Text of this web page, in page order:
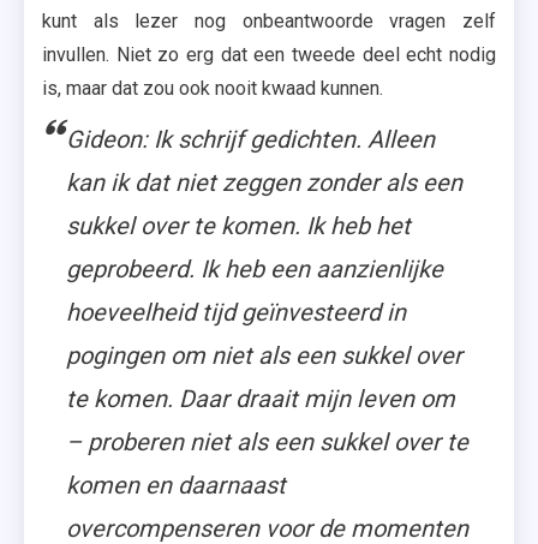
kunt als lezer nog onbeantwoorde vragen zelf
invullen. Niet zo erg dat een tweede deel echt nodig
is, maar dat zou ook nooit kwaad kunnen.
Gideon: Ik schrijf gedichten. Alleen
kan ik dat niet zeggen zonder als een
sukkel over te komen. Ik heb het
geprobeerd. Ik heb een aanzienlijke
hoeveelheid tijd geïnvesteerd in
pogingen om niet als een sukkel over
te komen. Daar draait mijn leven om
– proberen niet als een sukkel over te
komen en daarnaast
overcompenseren voor de momenten